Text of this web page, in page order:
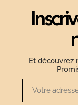
Et découvrez